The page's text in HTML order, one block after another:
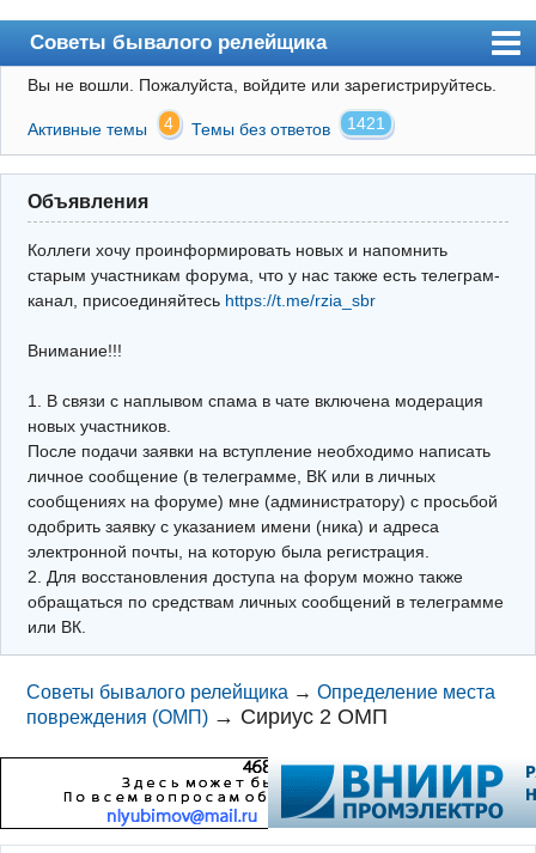
Советы бывалого релейщика
Форум
Правила
Поиск
Регистрация
Архив
Почта
Поиск релейщика
Видео РЗиА
Фотохостинг
Телеграм
Вы не вошли. Пожалуйста, войдите или зарегистрируйтесь.
Активные темы 4 Темы без ответов 1421
Объявления
Коллеги хочу проинформировать новых и напомнить
старым участникам форума, что у нас также есть телеграм-
канал, присоединяйтесь https://t.me/rzia_sbr
Внимание!!!
1. В связи с наплывом спама в чате включена модерация
новых участников.
После подачи заявки на вступление необходимо написать
личное сообщение (в телеграмме, ВК или в личных
сообщениях на форуме) мне (администратору) с просьбой
одобрить заявку с указанием имени (ника) и адреса
электронной почты, на которую была регистрация.
2. Для восстановления доступа на форум можно также
обращаться по средствам личных сообщений в телеграмме
или ВК.
Советы бывалого релейщика →Определение места
повреждения (ОМП) → Сириус 2 ОМП